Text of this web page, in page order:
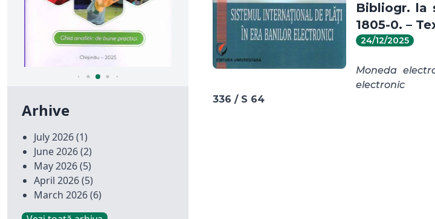
Arhive
July 2026(1)
June 2026(2)
May 2026(5)
April 2026(5)
March 2026(6)
Bibliogr. la
1805-0. –
24/12/2025
Moneda
electronic
336 / S 64